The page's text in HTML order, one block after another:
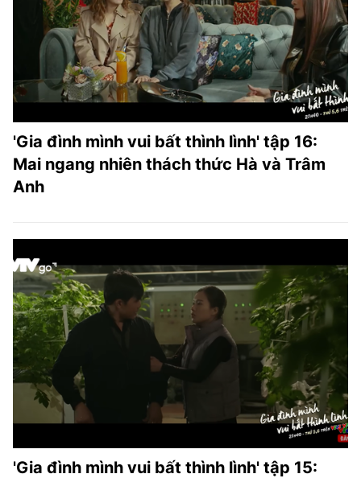
TRA CỨU PHƯỜNG XÃ
CỐNG HIẾN
BÙI XUÂN PHÁI
LIÊN HỆ QUẢNG CÁO
MẠNG XÃ HỘI
'Gia đình mình vui bất thình lình' tập 16:
Mai ngang nhiên thách thức Hà và Trâm
Anh
'Gia đình mình vui bất thình lình' tập 15: